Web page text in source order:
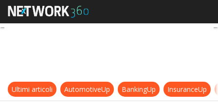
Bianchi Bicycles: come
Ultimi articoli AutomotiveUp BankingUp InsuranceUp